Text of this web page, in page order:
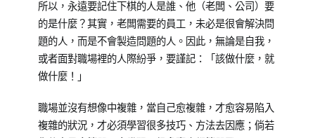
所以，永遠要記住下棋的人是誰、他（老闆、公司）要
的是什麼？其實，老闆需要的員工，未必是很會解決問
題的人，而是不會製造問題的人。因此，無論是自我，
或者面對職場裡的人際紛爭，要謹記：「該做什麼，就
做什麼！」
職場並沒有想像中複雜，當自己愈複雜，才愈容易陷入
複雜的狀況，才必須學習很多技巧、方法去因應；倘若